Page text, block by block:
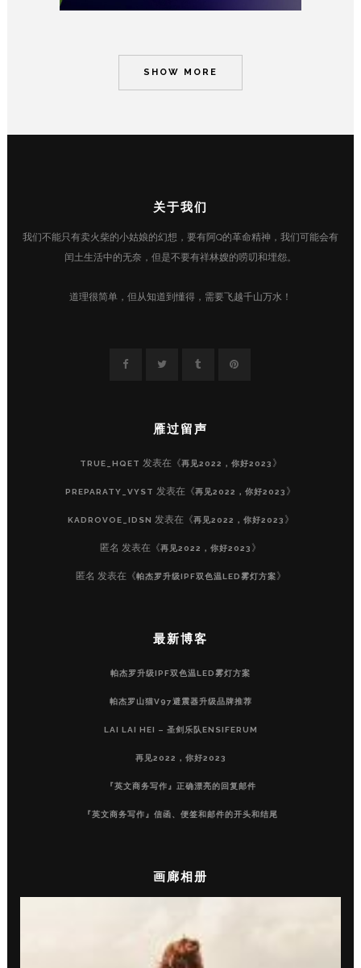
SHOW MORE
关于我们
我们不能只有卖火柴的小姑娘的幻想，要有阿Q的革命精神，我们可能会有
闰土生活中的无奈，但是不要有祥林嫂的唠叨和埋怨。
道理很简单，但从知道到懂得，需要飞越千山万水！
雁过留声
TRUE_HQET 发表在《再见2022，你好2023 》
PREPARATY_VYST 发表在《再见2022，你好2023 》
KADROVOE_IDSN 发表在《再见2022，你好2023 》
匿名 发表在《再见2022，你好2023 》
匿名 发表在《帕杰罗升级IPF双色温LED雾灯方案》
最新博客
帕杰罗升级IPF双色温LED雾灯方案
帕杰罗山猫V97避震器升级品牌推荐
LAI LAI HEI – 圣剑乐队ENSIFERUM
再见2022，你好2023
『英文商务写作』正确漂亮的回复邮件
『英文商务写作』信函、便签和邮件的开头和结尾
画廊相册